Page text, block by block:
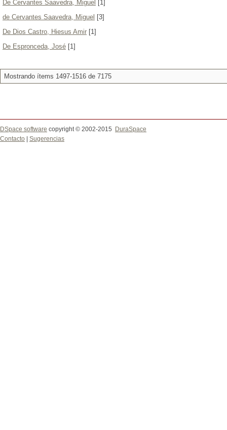
De Cervantes Saavedra, Miguel [1]
de Cervantes Saavedra, Miguel [3]
De Dios Castro, Hiesus Amir [1]
De Espronceda, José [1]
Mostrando ítems 1497-1516 de 7175
DSpace software copyright © 2002-2015
DuraSpace
Contacto
Sugerencias